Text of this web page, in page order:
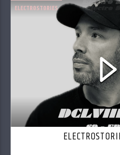
ELECTROSTORIES